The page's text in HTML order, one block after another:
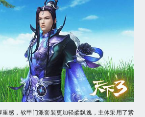
感，软甲门派套装更加轻柔飘逸，主体采用了紫